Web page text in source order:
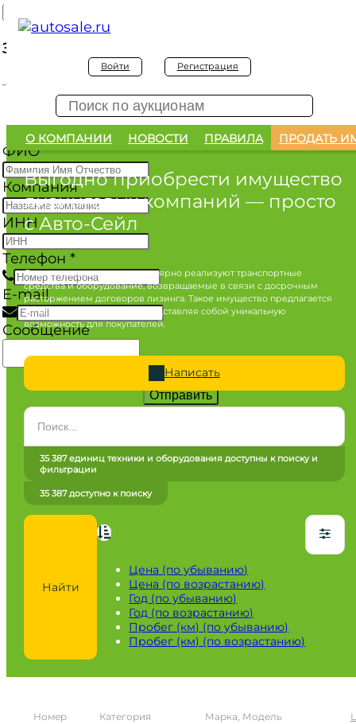
Войти Регистрация
О КОМПАНИИ НОВОСТИ ПРАВИЛА ПРОДАТЬ
Выгодно приобрести имущество
лизинговых компаний — просто
с Авто-Сейл
Лизинговые компании регулярно реализуют транспортные
средства и оборудование, возвращаемые в связи с досрочным
расторжением договоров лизинга. Такое имущество предлагается
по конкурентным ценам, представляя собой уникальную
возможность для покупателей.
Написать
Марка
Все марки
Город / регион
от до
Пробег / Наработка
Найти
Цена (по убыванию)
Цена (по возрастанию)
Год (по убыванию)
Год (по возрастанию)
Пробег (км) (по убыванию)
Пробег (км) (по возрастанию)
35 387 единиц техники и оборудования доступны к поиску и
фильтрации
35 387 доступно к поиску
Номер Категория Марка, Модель
Заявка на покупку
Заявка на покупку изъятого а/м
ФИО*
Компания
ИНН
Телефон *
E-mail
Сообщение
Отправить